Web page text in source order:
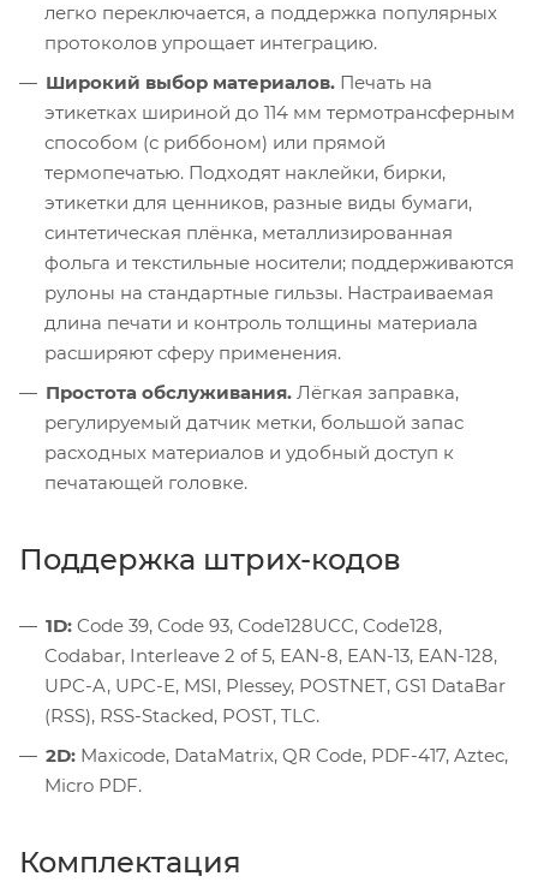
легко переключается, а поддержка популярных
протоколов упрощает интеграцию.
Широкий выбор материалов. Печать на
этикетках шириной до 114 мм термотрансферным
способом (с риббоном) или прямой
термопечатью. Подходят наклейки, бирки,
этикетки для ценников, разные виды бумаги,
синтетическая плёнка, металлизированная
фольга и текстильные носители; поддерживаются
рулоны на стандартные гильзы. Настраиваемая
длина печати и контроль толщины материала
расширяют сферу применения.
Простота обслуживания. Лёгкая заправка,
регулируемый датчик метки, большой запас
расходных материалов и удобный доступ к
печатающей головке.
Поддержка штрих-кодов
1D: Code 39, Code 93, Code128UCC, Code128,
Codabar, Interleave 2 of 5, EAN-8, EAN-13, EAN-128,
UPC-A, UPC-E, MSI, Plessey, POSTNET, GS1 DataBar
(RSS), RSS-Stacked, POST, TLC.
2D: Maxicode, DataMatrix, QR Code, PDF-417, Aztec,
Micro PDF.
Комплектация